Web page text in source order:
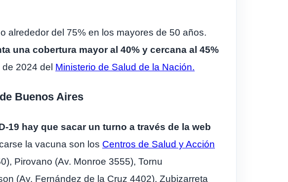
alrededor del 75% en los mayores de 50 años.
una cobertura mayor al 40% y cercana al 45%
2024 del Ministerio de Salud de la Nación.
Buenos Aires
19 hay que sacar un turno a través de la web
la vacuna son los Centros de Salud y Acción
Pirovano (Av. Monroe 3555), Tornu
(Av. Fernández de la Cruz 4402), Zubizarreta